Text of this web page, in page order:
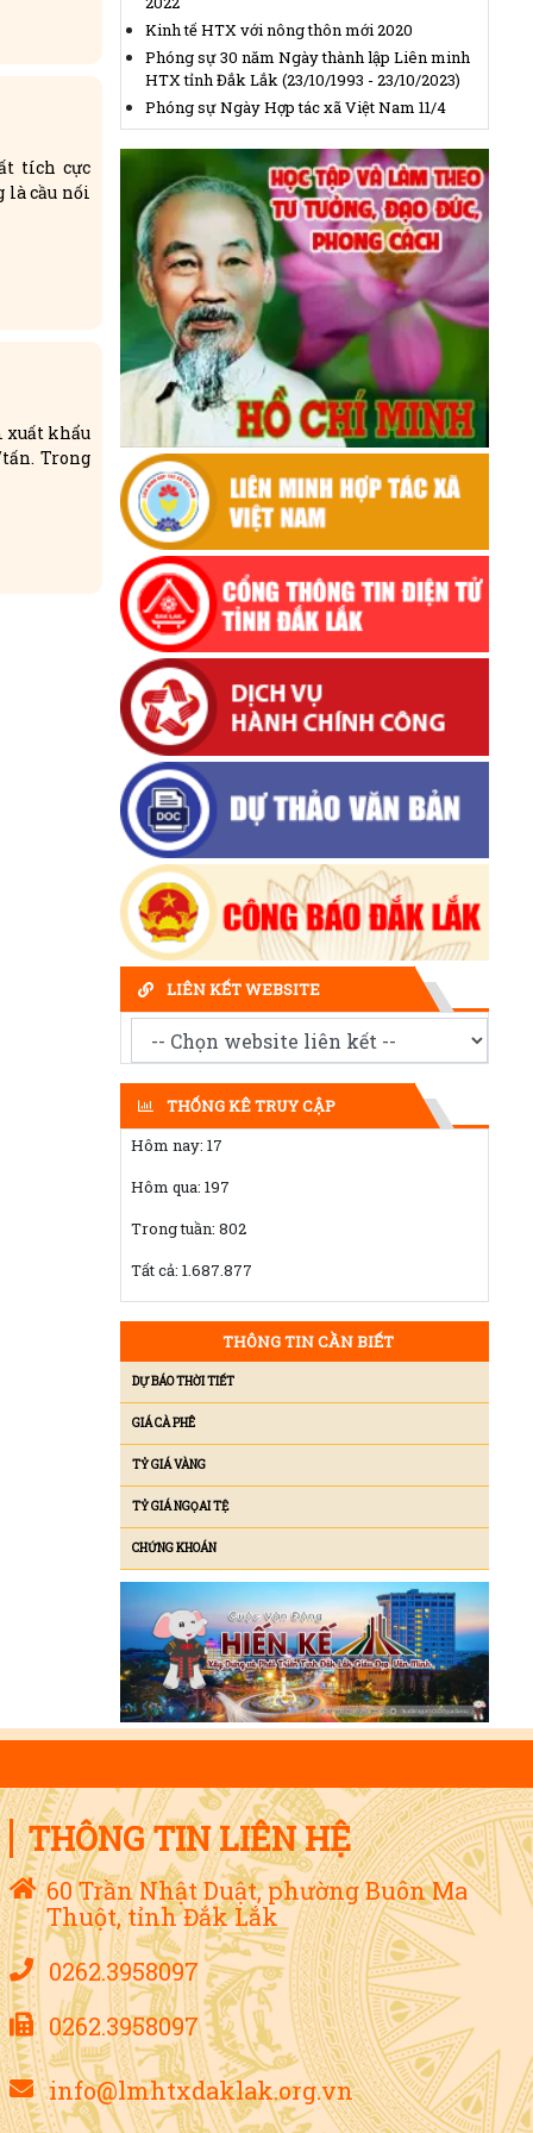
tích cực
là cầu nối
xuất khẩu
Trong
800 nông dân Đắk Nông được tập huấn sản
xuất hồ tiêu bền vững(21/08/2023, 15:47)
Kinh tế HTX với nông thôn mới 2020
Phóng sự 30 năm Ngày thành lập Liên minh
HTX tỉnh Đắk Lắk (23/10/1993 - 23/10/2023)
Phóng sự Ngày Hợp tác xã Việt Nam 11/4
LIÊN KẾT WEBSITE
THỐNG KÊ TRUY CẬP
Hôm nay: 17
Hôm qua: 197
Trong tuần: 802
Tất cả: 1.687.877
THÔNG TIN CẦN BIẾT
DỰ BÁO THỜI TIẾT
GIÁ CÀ PHÊ
TỶ GIÁ VÀNG
TỶ GIÁ NGỌAI TỆ
CHỨNG KHOÁN
THÔNG TIN LIÊN HỆ
60 Trần Nhật Duật, phường Buôn Ma
Thuột, tỉnh Đắk Lắk
0262.3958097
0262.3958097
info@lmhtxdaklak.org.vn